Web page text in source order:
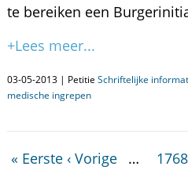
te bereiken een
+Lees meer...
03-05-2013 | Petitie Schriftelijke
medische ingrepen
« Eerste ‹ Vorige … 1768